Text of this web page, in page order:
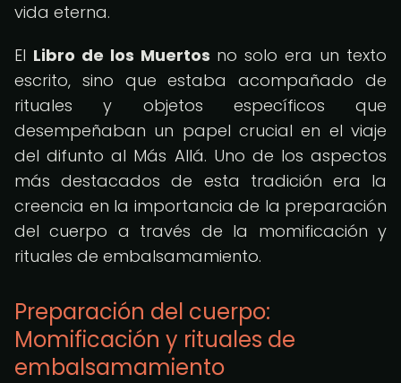
vida eterna.
El Libro de los Muertos no solo era un texto
escrito, sino que estaba acompañado de
rituales y objetos específicos que
desempeñaban un papel crucial en el viaje
del difunto al Más Allá. Uno de los aspectos
más destacados de esta tradición era la
creencia en la importancia de la preparación
del cuerpo a través de la momificación y
rituales de embalsamamiento.
Preparación del cuerpo:
Momificación y rituales de
embalsamamiento